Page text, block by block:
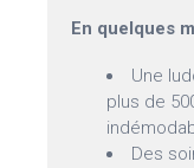
En quelques
Une
plus de
Des